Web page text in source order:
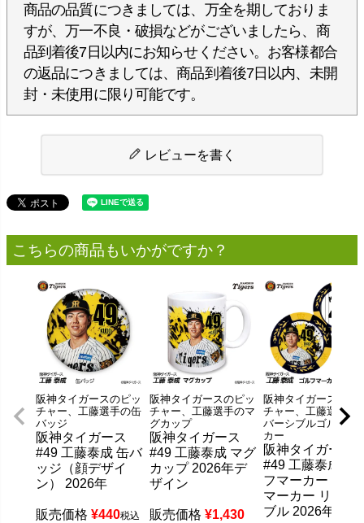
商品の品質につきましては、万全を期しておりま
すが、万一不良・破損などがございましたら、商
品到着後7日以内にお知らせください。お客様都合
の返品につきましては、商品到着後7日以内、未開
封・未使用に限り可能です。
レビューを書く
こちらの商品もいかがですか？
阪神タイガースのピッ
チャー、工藤選手の缶
バッジ
阪神タイガース
#49 工藤泰成 缶バ
ッジ（顔デザイ
ン） 2026年
販売価格 ¥440税込
阪神タイガースのピッ
チャー、工藤選手のマ
グカップ
阪神タイガース
#49 工藤泰成 マグ
カップ 2026年デ
ザイン
販売価格 ¥1,430
阪神タイガースのピ
チャー、工藤選手の
バーシブルゴルフマ
カー
阪神タイガース
#49 工藤泰成 ゴ
フマーカー カジ
マーカー リバー
ブル 2026年